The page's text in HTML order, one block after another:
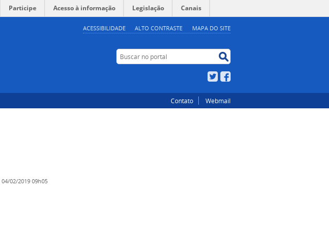
ACESSIBILIDADE ALTO CONTRASTE MAPA DO SITE
Participe Acesso à informação Legislação Canais
Buscar no portal
Twitter
Contato Webmail
04/02/2019 09h05